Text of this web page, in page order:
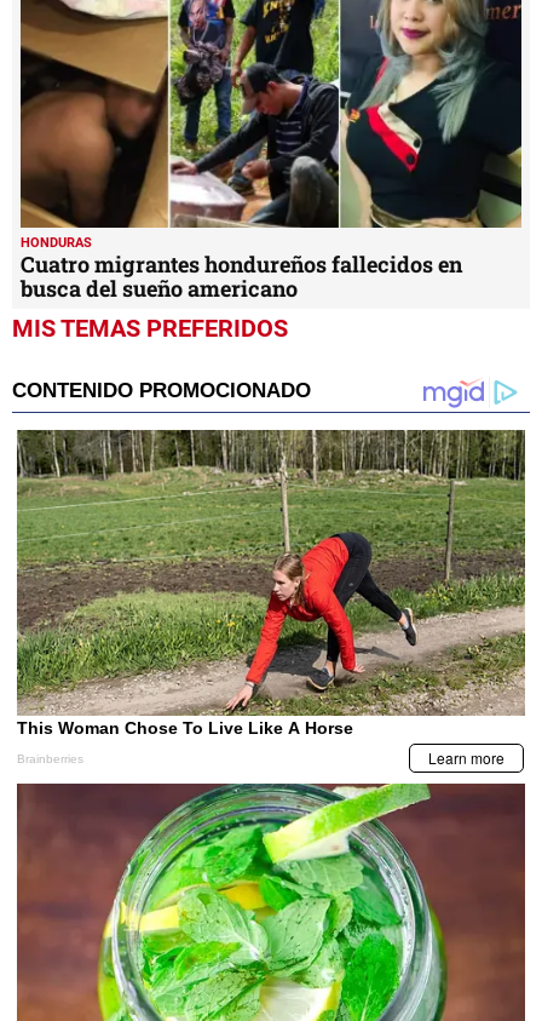
HONDURAS
Cuatro migrantes hondureños fallecidos en
busca del sueño americano
MIS TEMAS PREFERIDOS